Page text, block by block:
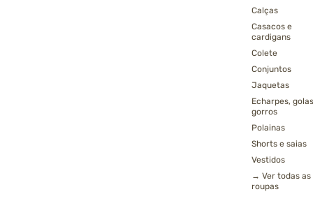
Calças
Casacos e
cardigans
Colete
Conjuntos
Jaquetas
Echarpes,
gorros
Polainas
Shorts e saias
Vestidos
→ Ver todas as
roupas